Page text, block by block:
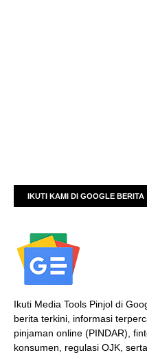
IKUTI KAMI DI GOOGLE BERITA
Ikuti Media Tools Pinjol di
berita terkini, informasi
pinjaman online (PINDAR),
konsumen, regulasi OJK,